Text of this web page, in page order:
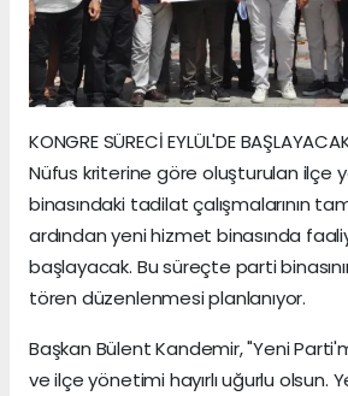
KONGRE SÜRECİ EYLÜL'DE
Nüfus kriterine göre oluşturulan ilçe
binasındaki tadilat çalışmalarının
ardından yeni hizmet binasında
başlayacak. Bu süreçte parti
tören düzenlenmesi planlanıyor.
Başkan Bülent Kandemir, "Yeni
ve ilçe yönetimi hayırlı uğurlu olsun.